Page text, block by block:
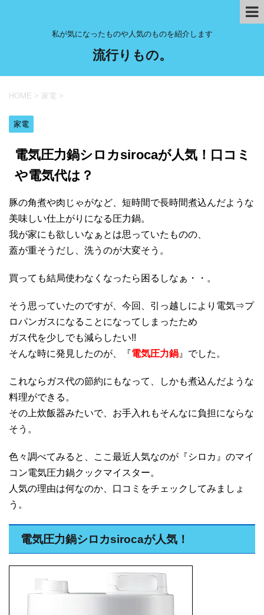
私が気になったものや人気のものを紹介します
流行りもの。
HOME > 家電 >
家電
電気圧力鍋シロカsirocaが人気！口コミ
や電気代は？
豚の角煮や肉じゃがなど、短時間で長時間煮込んだような
美味しい仕上がりになる圧力鍋。
我が家にも欲しいなぁとは思っていたものの、
蓋が重そうだし、洗うのが大変そう。
買っても結局使わなくなったら困るしなぁ・・。
そう思っていたのですが、今回、引っ越しにより電気⇒プ
ロパンガスになることになってしまったため
ガス代を少しでも減らしたい!!
そんな時に発見したのが、『電気圧力鍋 』でした。
これならガス代の節約にもなって、しかも煮込んだような
料理ができる。
その上炊飯器みたいで、お手入れもそんなに負担にならな
そう。
色々調べてみると、ここ最近人気なのが『シロカ』のマイ
コン電気圧力鍋クックマイスター。
人気の理由は何なのか、口コミをチェックしてみましょ
う。
電気圧力鍋シロカsirocaが人気！